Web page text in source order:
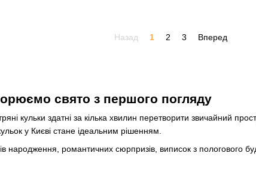
свято з першого погляду
кульки здатні за кілька хвилин перетворити звичайний
у Києві стане ідеальним рішенням.
народження, романтичних сюрпризів, виписок з пологового
Назад 1 2 3 Вперед